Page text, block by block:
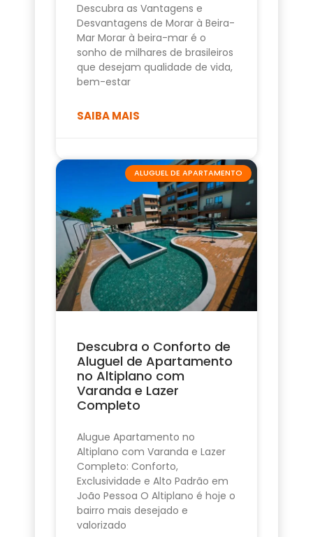
Descubra as Vantagens e
Desvantagens de Morar à Beira-
Mar Morar à beira-mar é o
sonho de milhares de brasileiros
que desejam qualidade de vida,
bem-estar
SAIBA MAIS
ALUGUEL DE APARTAMENTO
Descubra o Conforto de
Aluguel de Apartamento
no Altiplano com
Varanda e Lazer
Completo
Alugue Apartamento no
Altiplano com Varanda e Lazer
Completo: Conforto,
Exclusividade e Alto Padrão em
João Pessoa O Altiplano é hoje o
bairro mais desejado e
valorizado